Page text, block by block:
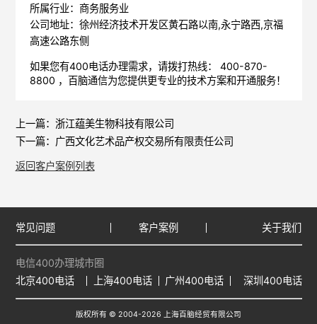
所属行业：商务服务业
公司地址：徐州经济技术开发区黄石路以南,永宁路西,京福
高速公路东侧
如果您有400电话办理需求，请拨打热线： 400-870-
8800 ， 百脑通信为您提供更专业的技术方案和开通服务！
上一篇： 浙江蕴美生物科技有限公司
下一篇： 广西文化艺术品产权交易所有限责任公司
返回客户案例列表
常见问题 客户案例 关于我们
电信400办理城市圈
北京400电话
上海400电话 广州400电话 深圳400电话
版权所有 © 2004-2026 上海百脑经贸有限公司